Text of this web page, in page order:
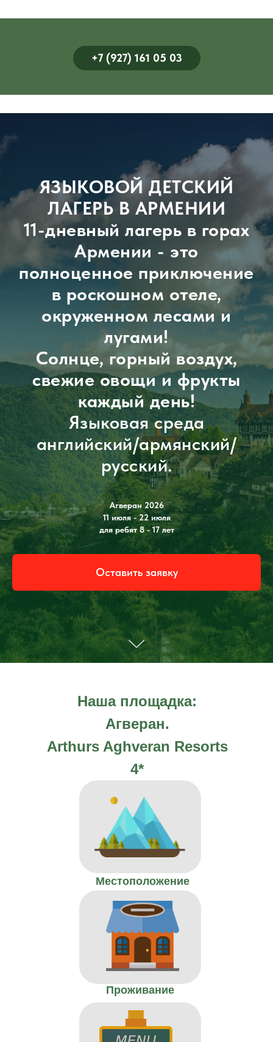
+7 (927) 161 05 03
ЯЗЫКОВОЙ ДЕТСКИЙ
ЛАГЕРЬ В АРМЕНИИ
11-дневный лагерь в горах
Армении - это
полноценное приключение
в роскошном отеле,
окруженном лесами и
лугами!
Солнце, горный воздух,
свежие овощи и фрукты
каждый день!
Языковая среда
английский/армянский/
русский.
Агверан 2026
11 июля - 22 июля
для ребят 8 - 17 лет
Оставить заявку
Местоположение
Проживание
Наша площадка:
Агверан.
Arthurs Aghveran Resorts
4*